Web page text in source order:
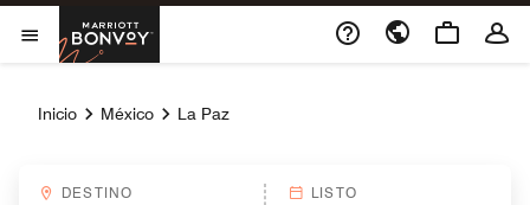
Skip to Content
Abrir el menú
Marriott Bonvoy
Inicio México La Paz
DESTINO LISTO